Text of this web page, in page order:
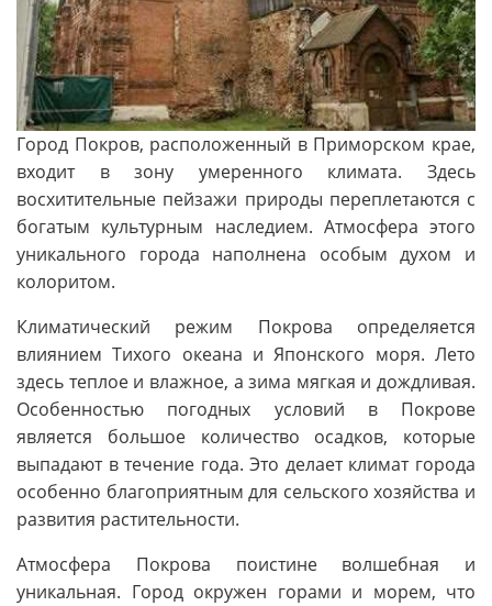
Город Покров, расположенный в Приморском крае,
входит в зону умеренного климата. Здесь
восхитительные пейзажи природы переплетаются с
богатым культурным наследием. Атмосфера этого
уникального города наполнена особым духом и
колоритом.
Климатический режим Покрова определяется
влиянием Тихого океана и Японского моря. Лето
здесь теплое и влажное, а зима мягкая и дождливая.
Особенностью погодных условий в Покрове
является большое количество осадков, которые
выпадают в течение года. Это делает климат города
особенно благоприятным для сельского хозяйства и
развития растительности.
Атмосфера Покрова поистине волшебная и
уникальная. Город окружен горами и морем, что